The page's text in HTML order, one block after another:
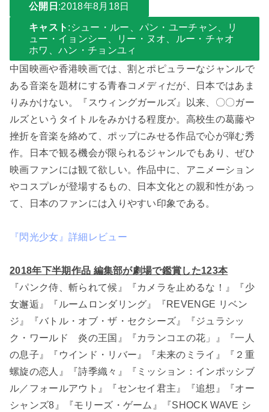
公開日 :2018年8月18日
キャスト :シュー・ルー、パン・ユーチャン、リ
ュー・イョンシー、リー・ヌオ、ルー・チャオ
ホワ、ハン・チョンユィ
中国映画や香港映画では、割とポピュラーなジャンルで
ある音楽を題材にする青春コメディだが、日本ではあま
りみかけない。『スウィングガールズ』以来、〇〇ガー
ルズというタイトルをみかける程度か。高校生の葛藤や
挫折を音楽を絡めて、ポップにみせる作品で心が弾む秀
作。日本で観る機会が限られるジャンルでもあり、ぜひ
映画ファンには観て欲しい。作品中に、アニメーション
やコスプレが登場するもの、日本文化との親和性があっ
て、日本のファンには入りやすい印象である。
『閃光少女』詳細レビュー
2018年下半期作品 編集部が劇場で鑑賞した123本
『パンク侍、斬られて候』『カメラを止めるな！』『少
女邂逅』『ルームロンダリング』『REVENGE リベン
ジ』『バトル・オブ・ザ・セクシーズ』『ジュラシッ
ク・ワールド 炎の王国』『カランコエの花」』『一人
の息子』『ウインド・リバー』『未来のミライ』『２重
螺旋の恋人』『詩季織々』『ミッション：インポッシブ
ル／フォールアウト』『センセイ君主』『追想』『オー
シャンズ8』『モリーズ・ゲーム』『SHOCK WAVE シ